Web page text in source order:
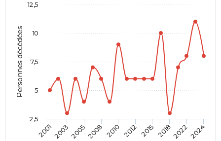
Personnes décédées
2001200320052008 2010 2012 2015 201820222024
2,5
5
7,5
10
12,5